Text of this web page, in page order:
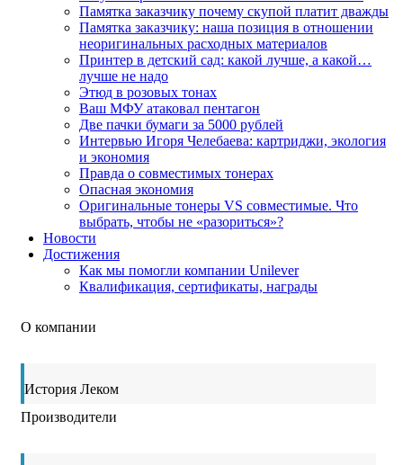
Памятка заказчику почему скупой платит дважды
Памятка заказчику: наша позиция в отношении
неоригинальных расходных материалов
Принтер в детский сад: какой лучше, а какой…
лучше не надо
Этюд в розовых тонах
Ваш МФУ атаковал пентагон
Две пачки бумаги за 5000 рублей
Интервью Игоря Челебаева: картриджи, экология
и экономия
Правда о совместимых тонерах
Опасная экономия
Оригинальные тонеры VS совместимые. Что
выбрать, чтобы не «разориться»?
Новости
Достижения
Как мы помогли компании Unilever
Квалификация, сертификаты, награды
О компании
История Леком
Производители